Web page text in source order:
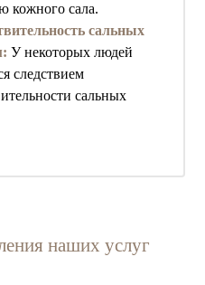
кожного сала.
сальных
У некоторых людей
следствием
сальных
наших услуг